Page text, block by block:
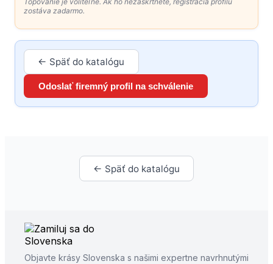
zostáva zadarmo.
← Späť do katalógu
Odoslať firemný profil na schválenie
← Späť do katalógu
Objavte krásy Slovenska s našimi expertne navrhnutými